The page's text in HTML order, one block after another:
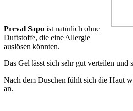
Preval Sapo ist natürlich ohne
Duftstoffe, die eine Allergie
auslösen könnten.
Das Gel lässt sich sehr gut verteilen und
Nach dem Duschen fühlt sich die Haut
an.